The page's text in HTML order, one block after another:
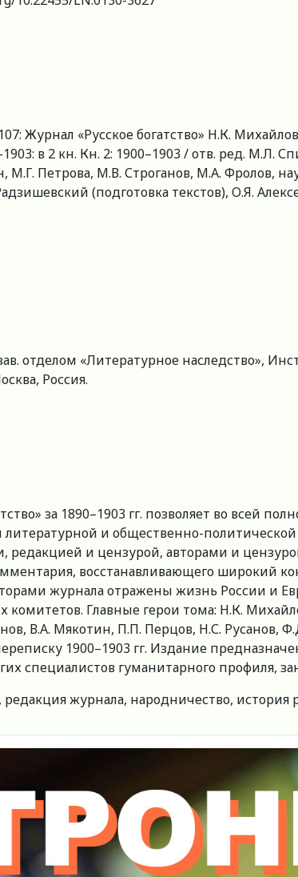
Журнал «Русское богатство» Н.К.
в 2 кн. Кн. 2: 1900–1903 / отв. ред. М.Л.
М.Г. Петрова, М.В. Строганов, М.А. Фролов,
(подготовка текстов), О.Я.
отделом «Литературное наследство»,
Россия.
за 1890–1903 гг. позволяет во всей
и общественно-
и цензурой, авторами и
восстанавливающего широкий
журнала отражены жизнь России и
Главные герои тома: Н.К.
В.А. Мякотин, П.П. Перцов, Н.С. Русанов,
1900–1903 гг. Издание
специалистов гуманитарного
редакция журнала, народничество,